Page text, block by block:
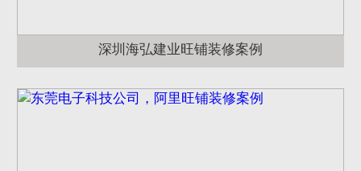
深圳海弘建业旺铺装修案例